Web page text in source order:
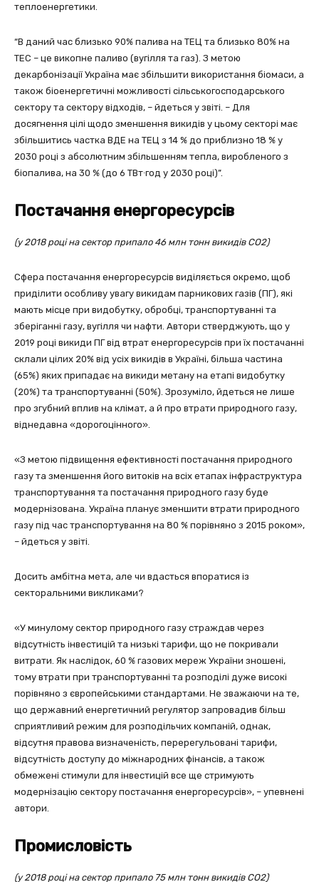
теплоенергетики.
“В даний час близько 90% палива на ТЕЦ та близько 80% на
ТЕС – це викопне паливо (вугілля та газ). З метою
декарбонізації Україна має збільшити використання біомаси, а
також біоенергетичні можливості сільськогосподарського
сектору та сектору відходів, – йдеться у звіті. – Для
досягнення цілі щодо зменшення викидів у цьому секторі має
збільшитись частка ВДЕ на ТЕЦ з 14 % до приблизно 18 % у
2030 році з абсолютним збільшенням тепла, виробленого з
біопалива, на 30 % (до 6 ТВт∙год у 2030 році)”.
Постачання енергоресурсів
(у 2018 році на сектор припало 46 млн тонн викидів СО2)
Сфера постачання енергоресурсів виділяється окремо, щоб
приділити особливу увагу викидам парникових газів (ПГ), які
мають місце при видобутку, обробці, транспортуванні та
зберіганні газу, вугілля чи нафти. Автори стверджують, що у
2019 році викиди ПГ від втрат енергоресурсів при їх постачанні
склали цілих 20% від усіх викидів в Україні, більша частина
(65%) яких припадає на викиди метану на етапі видобутку
(20%) та транспортуванні (50%). Зрозуміло, йдеться не лише
про згубний вплив на клімат, а й про втрати природного газу,
віднедавна «дорогоцінного».
«З метою підвищення ефективності постачання природного
газу та зменшення його витоків на всіх етапах інфраструктура
транспортування та постачання природного газу буде
модернізована. Україна планує зменшити втрати природного
газу під час транспортування на 80 % порівняно з 2015 роком»,
– йдеться у звіті.
Досить амбітна мета, але чи вдасться впоратися із
секторальними викликами?
«У минулому сектор природного газу страждав через
відсутність інвестицій та низькі тарифи, що не покривали
витрати. Як наслідок, 60 % газових мереж України зношені,
тому втрати при транспортуванні та розподілі дуже високі
порівняно з європейськими стандартами. Не зважаючи на те,
що державний енергетичний регулятор запровадив більш
сприятливий режим для розподільчих компаній, однак,
відсутня правова визначеність, перерегульовані тарифи,
відсутність доступу до міжнародних фінансів, а також
обмежені стимули для інвестицій все ще стримують
модернізацію сектору постачання енергоресурсів», – упевнені
автори.
Промисловість
(у 2018 році на сектор припало 75 млн тонн викидів СО2)